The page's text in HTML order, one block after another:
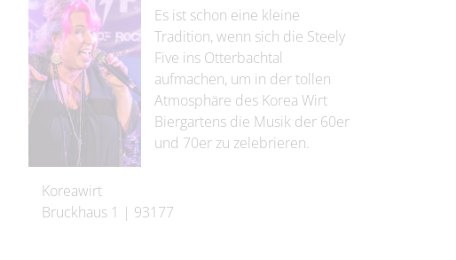
Es ist schon eine kleine
Tradition, wenn sich die Steely
Five ins Otterbachtal
aufmachen, um in der tollen
Atmosphäre des Korea Wirt
Biergartens die Musik der 60er
und 70er zu zelebrieren.
Koreawirt
Bruckhaus 1 | 93177